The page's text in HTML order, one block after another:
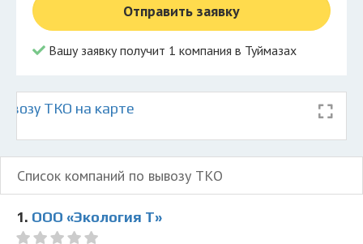
Личный кабинет
© 2026 Все права защищены
Отправить заявку
Вашу заявку получит 1 компания в Туймазах
ТКО на карте
Список компаний по вывозу ТКО
1. ООО «Экология Т»